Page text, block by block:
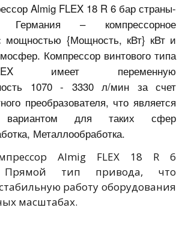
Almig FLEX 18 R 6 бар страны-
Германия – компрессорное
мощностью {Мощность, кВт} кВт и
Компрессор винтового типа
имеет переменную
1070 - 3330 л/мин за счет
преобразователя, что является
вариантом для таких сфер
Металлообработка.
Almig FLEX 18 R 6
тип привода, что
работу оборудования
масштабах.